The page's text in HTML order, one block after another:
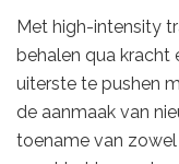
Met high-intensity
behalen qua kracht
uiterste te pushen
de aanmaak van
toename van